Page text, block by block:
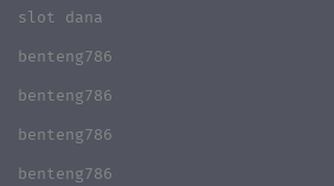
slot dana
benteng786
benteng786
benteng786
benteng786